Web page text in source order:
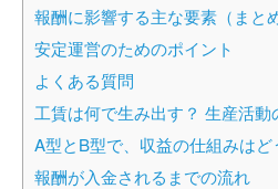
報酬に影響する主な要素（まと
安定運営のためのポイント
よくある質問
工賃は何で生み出す？ 生産活動
A型とB型で、収益の仕組みはど
報酬が入金されるまでの流れ